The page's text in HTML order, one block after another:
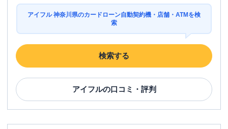
アイフル 神奈川県のカードローン自動契約機・店舗・ATMを検
索
検索する
アイフルの口コミ・評判